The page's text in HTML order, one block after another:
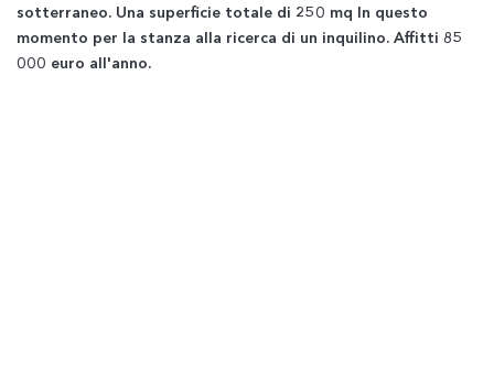
sotterraneo. Una superficie totale di 250 mq In questo
momento per la stanza alla ricerca di un inquilino. Affitti 85
000 euro all'anno.